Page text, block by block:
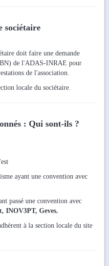
sociétaire
doit faire une demande
de l'ADAS-INRAE pour
de l'association.
locale du sociétaire.
: Qui sont-ils ?
ayant une convention avec
passé une convention avec
INOV3PT, Geves.
à la section locale du site